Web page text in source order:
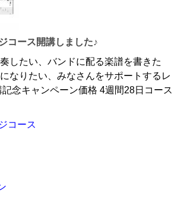
コース開講しました♪
したい、バンドに配る楽譜を書きた
なりたい、みなさんをサポートするレ
念キャンペーン価格 4週間28日コース
コース